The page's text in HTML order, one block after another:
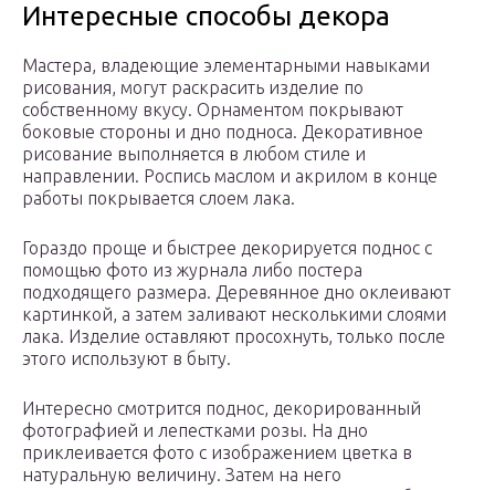
Интересные способы декора
Мастера, владеющие элементарными навыками
рисования, могут раскрасить изделие по
собственному вкусу. Орнаментом покрывают
боковые стороны и дно подноса. Декоративное
рисование выполняется в любом стиле и
направлении. Роспись маслом и акрилом в конце
работы покрывается слоем лака.
Гораздо проще и быстрее декорируется поднос с
помощью фото из журнала либо постера
подходящего размера. Деревянное дно оклеивают
картинкой, а затем заливают несколькими слоями
лака. Изделие оставляют просохнуть, только после
этого используют в быту.
Интересно смотрится поднос, декорированный
фотографией и лепестками розы. На дно
приклеивается фото с изображением цветка в
натуральную величину. Затем на него